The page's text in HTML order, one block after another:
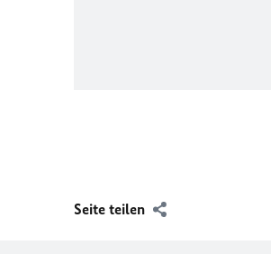
Seite teilen